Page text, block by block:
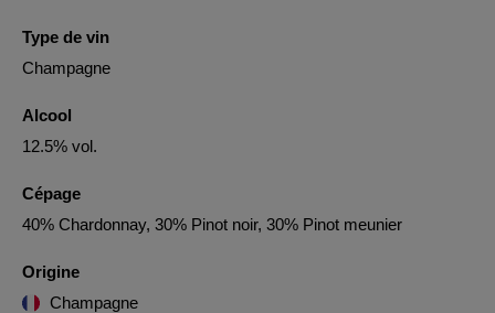
Type de vin
Champagne
Alcool
12.5% vol.
Cépage
40% Chardonnay, 30% Pinot noir, 30% Pinot meunier
Origine
Champagne